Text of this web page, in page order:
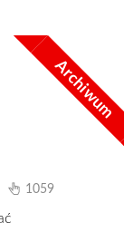
1059
Archiwum